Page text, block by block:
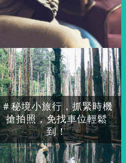
＃秘境小旅行，抓緊時機
搶拍照，免找車位輕鬆
到！